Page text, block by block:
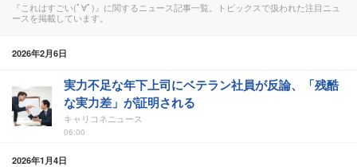
『これはすごい(ﾟ∀ﾟ)』に関するニュース記事一覧。トピックスで扱われた注目ニュ
ースを掲載しています。
2026年2月6日
実力不足な年下上司にベテラン社員が反論、「残酷
な実力差」が証明される
キャリコネニュース
06:00
2026年1月4日